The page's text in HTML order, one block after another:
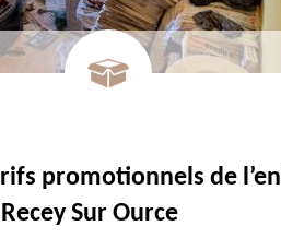
promotionnels de
Sur Ource